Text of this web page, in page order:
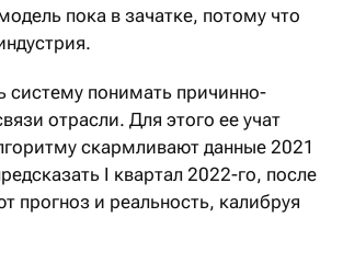
пока в зачатке, потому что
систему понимать причинно-
отрасли. Для этого ее учат
скармливают данные 2021
I квартал 2022-го, после
прогноз и реальность, калибруя